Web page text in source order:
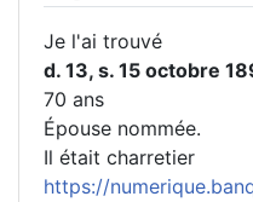
Je l'ai trouvé
d. 13, s. 15 octobre
70 ans
Épouse nommée.
Il était charretier
https://